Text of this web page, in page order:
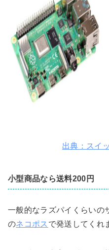
出典：スイ
小型商品なら送料200円
一般的なラズパイくらいの
のネコポス で発送してくれ